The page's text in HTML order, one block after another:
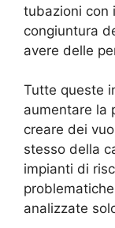
tubazioni con
congiuntura
avere delle
Tutte queste
aumentare la
creare dei
stesso della
impianti di
analizzate